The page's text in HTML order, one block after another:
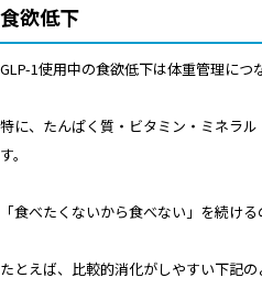
食欲低下
GLP-1使用中の食欲低下は体重管理に
特に、たんぱく質・ビタミン・ミネラ
す。
「食べたくないから食べない」を続け
たとえば、比較的消化がしやすい下記